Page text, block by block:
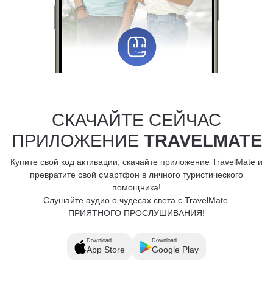
СКАЧАЙТЕ СЕЙЧАС
ПРИЛОЖЕНИЕ TRAVELMATE
Купите свой код активации, скачайте приложение TravelMate и
превратите свой смартфон в личного туристического
помощника!
Слушайте аудио о чудесах света с TravelMate.
ПРИЯТНОГО ПРОСЛУШИВАНИЯ!
Download
App Store
Download
Google Play